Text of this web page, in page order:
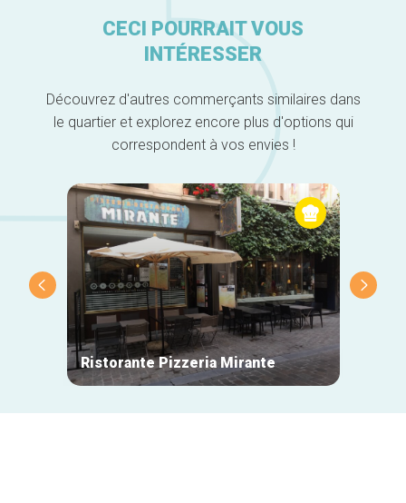
CECI POURRAIT VOUS
INTÉRESSER
Découvrez d'autres commerçants similaires dans
le quartier et explorez encore plus d'options qui
correspondent à vos envies !
Ristorante Pizzeria Mirante